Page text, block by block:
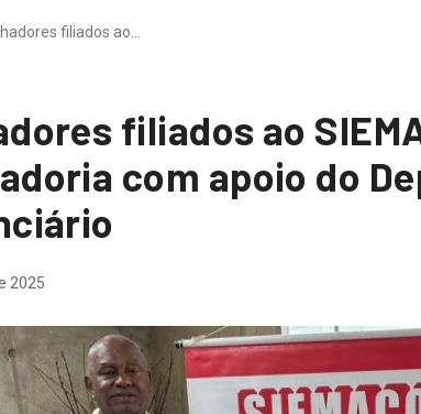
filiados ao…
filiados ao
com apoio do
2025